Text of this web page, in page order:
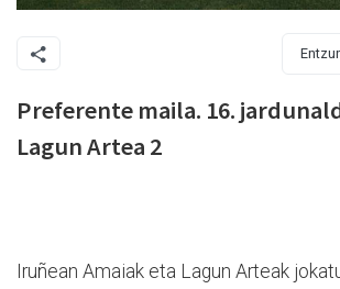
Preferente maila. 16.
Lagun Artea 2
Iruñean Amaiak eta Lagun Arteak